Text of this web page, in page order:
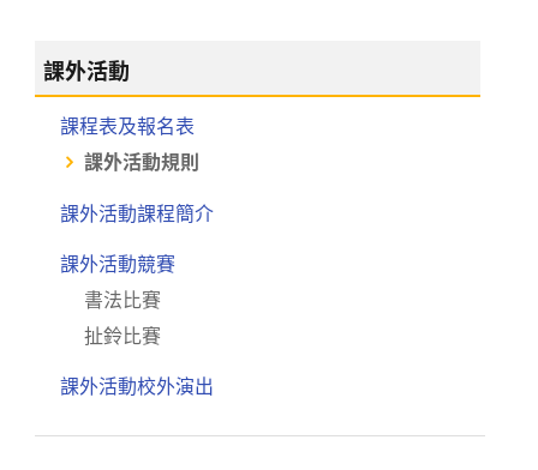
課外活動
課程表及報名表
課外活動規則
課外活動課程簡介
課外活動競賽
書法比賽
扯鈴比賽
課外活動校外演出